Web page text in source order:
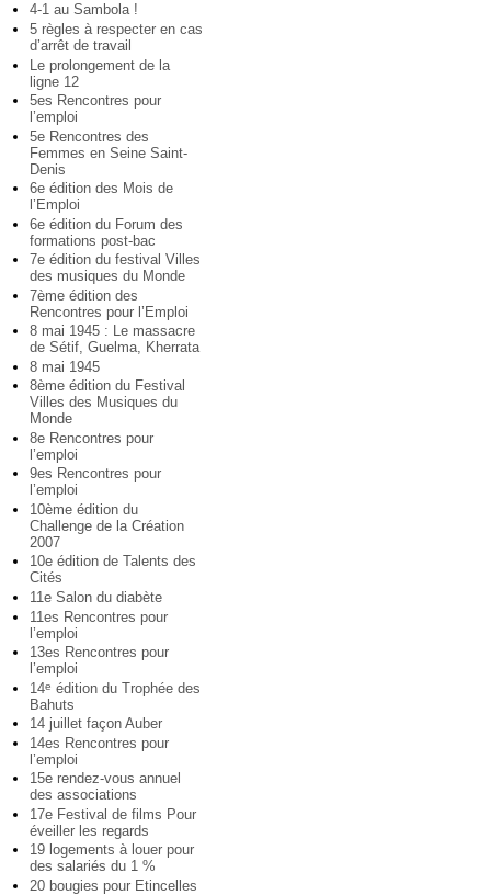
4-1 au Sambola !
5 règles à respecter en cas
d’arrêt de travail
Le prolongement de la
ligne 12
5es Rencontres pour
l’emploi
5e Rencontres des
Femmes en Seine Saint-
Denis
6e édition des Mois de
l’Emploi
6e édition du Forum des
formations post-bac
7e édition du festival Villes
des musiques du Monde
7ème édition des
Rencontres pour l’Emploi
8 mai 1945 : Le massacre
de Sétif, Guelma, Kherrata
8 mai 1945
8ème édition du Festival
Villes des Musiques du
Monde
8e Rencontres pour
l’emploi
9es Rencontres pour
l’emploi
10ème édition du
Challenge de la Création
2007
10e édition de Talents des
Cités
11e Salon du diabète
11es Rencontres pour
l’emploi
13es Rencontres pour
l’emploi
14e édition du Trophée des
Bahuts
14 juillet façon Auber
14es Rencontres pour
l’emploi
15e rendez-vous annuel
des associations
17e Festival de films Pour
éveiller les regards
19 logements à louer pour
des salariés du 1 %
20 bougies pour Etincelles